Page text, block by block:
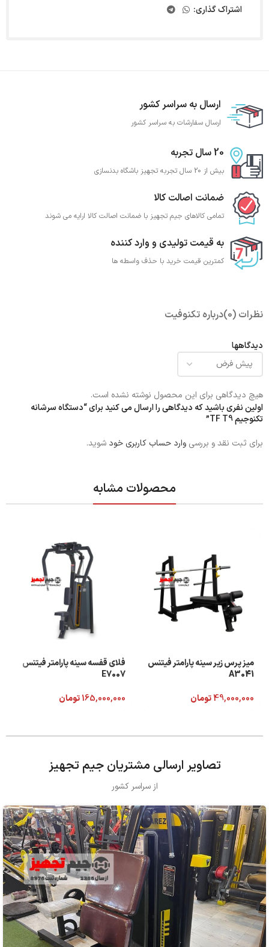
اشتراک گذاری:
ارسال به سراسر کشور
ارسال سفارشات به سراسر کشور
20 سال تجربه
بیش از 20 سال تجربه تجهیز باشگاه بدنسازی
ضمانت اصالت کالا
تمامی کالاهای جیم تجهیز با ضمانت اصالت کالا ارایه می شوند
به قیمت تولیدی و وارد کننده
کمترین قیمت خرید با حذف واسطه ها
نظرات (0) درباره تکنوفیت
دیدگاهها
هیچ دیدگاهی برای این محصول نوشته نشده است.
اولین نفری باشید که دیدگاهی را ارسال می کنید برای “دستگاه سرشانه
تکنوجیم TF T9”
برای ثبت نقد و بررسی وارد حساب کاربری خود شوید.
محصولات مشابه
میز پرس زیر سینه پارامتر فیتنس
A3041
49,000,000تومان
فلای قفسه سینه پارامتر فیتنس
E7007
165,000,000تومان
تصاویر ارسالی مشتریان جیم تجهیز
از سراسر کشور